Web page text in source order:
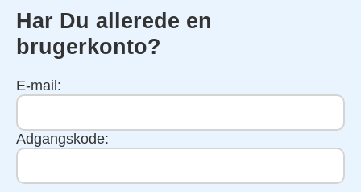
Har Du allerede en
brugerkonto?
E-mail:
Adgangskode: